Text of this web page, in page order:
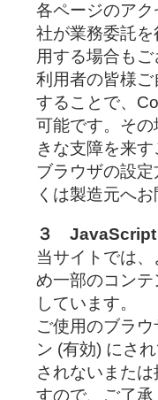
各ページのア
社が業務委託
用する場合もご
利用者の皆様
することで、
可能です。そ
きな支障を来す
ブラウザの設
くは製造元へお
３ JavaScript
当サイトでは
め一部のコン
しています。
ご使用のブラ
ン (有効) にさ
されないまた
すので、ご了承